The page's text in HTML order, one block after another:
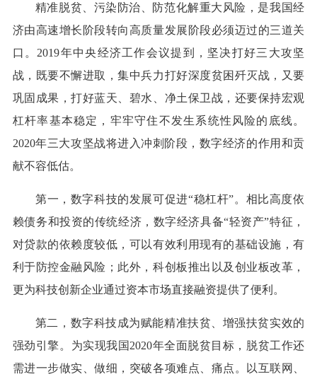
精准脱贫、污染防治、防范化解重大风险，是我国经
济由高速增长阶段转向高质量发展阶段必须迈过的三道关
口。2019年中央经济工作会议提到，坚决打好三大攻坚
战，既要不懈进取，集中兵力打好深度贫困歼灭战，又要
巩固成果，打好蓝天、碧水、净土保卫战，还要保持宏观
杠杆率基本稳定，牢牢守住不发生系统性风险的底线。
2020年三大攻坚战将进入冲刺阶段，数字经济的作用和贡
献不容低估。
第一，数字科技的发展可促进“稳杠杆”。相比高度依
赖债务和投资的传统经济，数字经济具备“轻资产”特征，
对贷款的依赖度较低，可以有效利用现有的基础设施，有
利于防控金融风险；此外，科创板推出以及创业板改革，
更为科技创新企业通过资本市场直接融资提供了便利。
第二，数字科技成为赋能精准扶贫、增强扶贫实效的
强劲引擎。为实现我国2020年全面脱贫目标，脱贫工作还
需进一步做实、做细，突破各项难点、痛点。以互联网、